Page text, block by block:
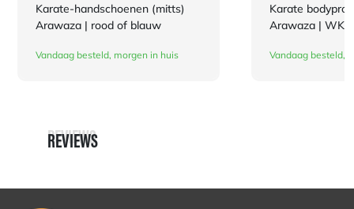
Karate-handschoenen (mitts)
Arawaza | rood of blauw
Vandaag besteld, morgen in huis
Karate
Arawaza |
Vandaag besteld,
REVIEWS
REVIEWS